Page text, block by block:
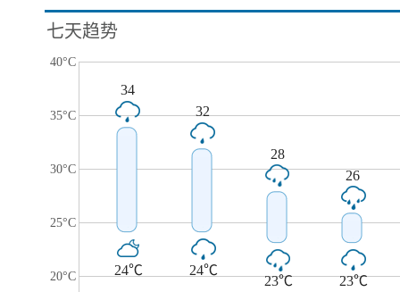
七天趋势
40°C
35°C
30°C
25°C
20°C
34
24℃
32
24℃
28
23℃
26
23℃